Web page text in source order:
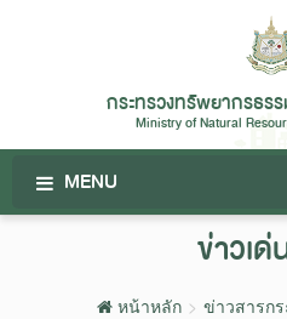
กระทรวงทรัพยากรธร
Ministry of Natural
MENU
ข่าวเ
หน้าหลัก ข่าวสารก